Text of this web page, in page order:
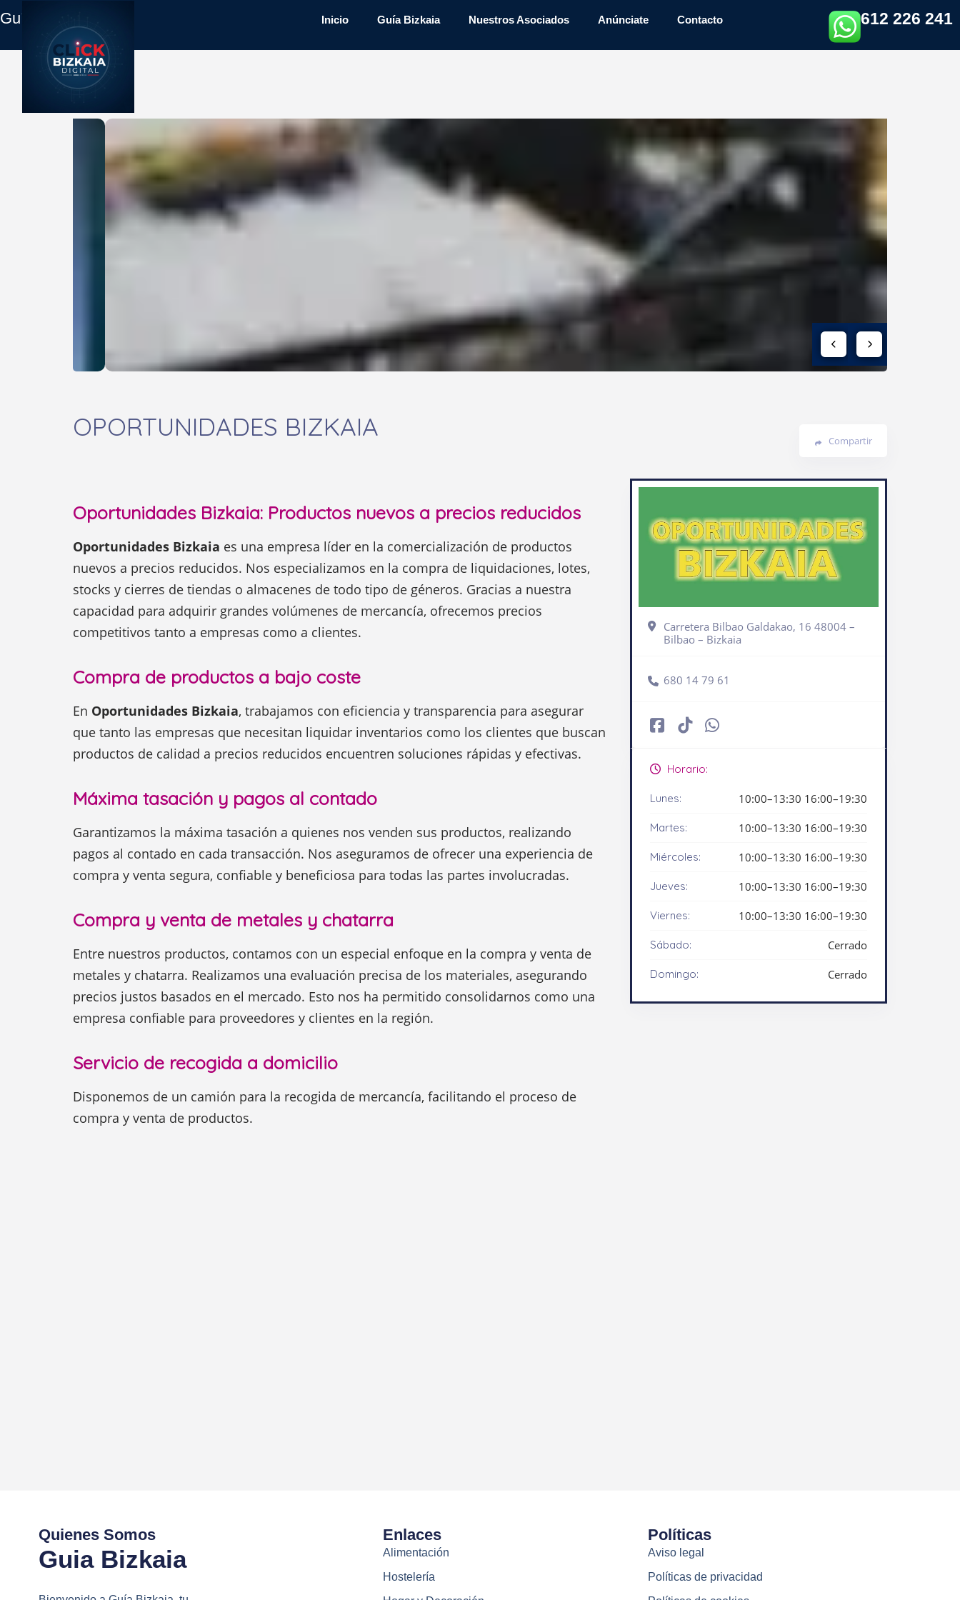
Guía Empresas Inicio Guía Bizkaia Nuestros Asociados Anúnciate Contacto 612 226 241
OPORTUNIDADES BIZKAIA Compartir
Oportunidades Bizkaia: Productos nuevos a precios reducidos
Oportunidades Bizkaia es una empresa líder en la comercialización de productos
nuevos a precios reducidos. Nos especializamos en la compra de liquidaciones, lotes,
stocks y cierres de tiendas o almacenes de todo tipo de géneros. Gracias a nuestra
capacidad para adquirir grandes volúmenes de mercancía, ofrecemos precios
competitivos tanto a empresas como a clientes.
Compra de productos a bajo coste
En Oportunidades Bizkaia, trabajamos con eficiencia y transparencia para asegurar
que tanto las empresas que necesitan liquidar inventarios como los clientes que buscan
productos de calidad a precios reducidos encuentren soluciones rápidas y efectivas.
Máxima tasación y pagos al contado
Garantizamos la máxima tasación a quienes nos venden sus productos, realizando
pagos al contado en cada transacción. Nos aseguramos de ofrecer una experiencia de
compra y venta segura, confiable y beneficiosa para todas las partes involucradas.
Compra y venta de metales y chatarra
Entre nuestros productos, contamos con un especial enfoque en la compra y venta de
metales y chatarra. Realizamos una evaluación precisa de los materiales, asegurando
precios justos basados en el mercado. Esto nos ha permitido consolidarnos como una
empresa confiable para proveedores y clientes en la región.
Servicio de recogida a domicilio
Disponemos de un camión para la recogida de mercancía, facilitando el proceso de
compra y venta de productos.
Carretera Bilbao Galdakao, 16 48004 –
Bilbao – Bizkaia
680 14 79 61
Horario:
Lunes: 10:00–13:30 16:00–19:30
Martes: 10:00–13:30 16:00–19:30
Miércoles: 10:00–13:30 16:00–19:30
Jueves: 10:00–13:30 16:00–19:30
Viernes: 10:00–13:30 16:00–19:30
Sábado: Cerrado
Domingo: Cerrado
Quienes Somos
Guia Bizkaia
Enlaces
Alimentación
Hostelería
Políticas
Aviso legal
Políticas de privacidad